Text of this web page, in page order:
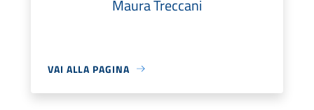
Maura Treccani
VAI ALLA PAGINA